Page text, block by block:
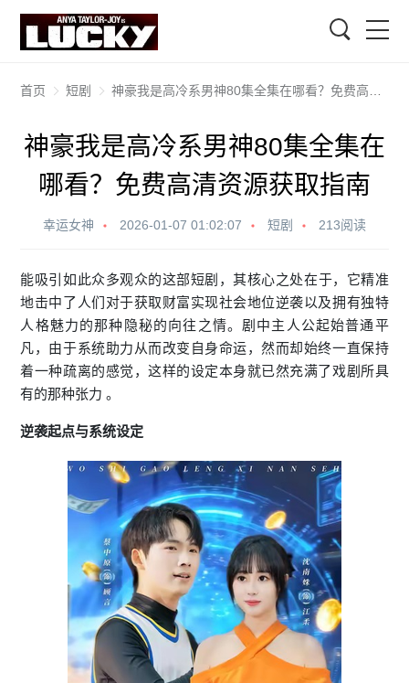
首页 短剧 神豪我是高冷系男神80集全集在哪看？免费高清资源获取指南
神豪我是高冷系男神80集全集在
哪看？免费高清资源获取指南
幸运女神 2026-01-07 01:02:07 短剧 213阅读
能吸引如此众多观众的这部短剧 ，其核心之处在于，它精准
地击中了人们对于获取财富实现社会地位逆袭以及拥有独特
人格魅力的那种隐秘的向往之情。剧中主人公起始普通平
凡，由于系统助力从而改变自身命运，然而却始终一直保持
着一种疏离的感觉，这样的设定本身就已然充满了戏剧所具
有的那种张力 。
逆袭起点与系统设定